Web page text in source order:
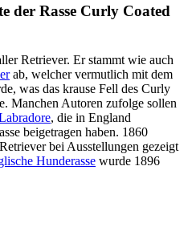
der Rasse Curly Coated
Retriever. Er stammt wie auch
ab, welcher vermutlich mit dem
was das krause Fell des Curly
Manchen Autoren zufolge sollen
, die in England
beigetragen haben. 1860
bei Ausstellungen gezeigt
Hunderasse wurde 1896